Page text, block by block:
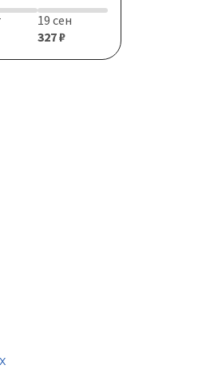
19 сен
327 ₽